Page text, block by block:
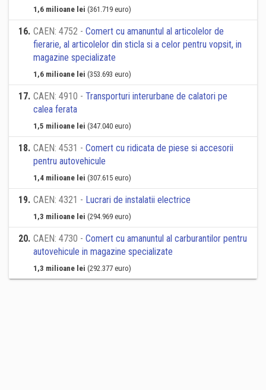
1,6 milioane lei (361.719 euro)
16. CAEN: 4752 - Comert cu amanuntul al articolelor de
fierarie, al articolelor din sticla si a celor pentru vopsit, in
magazine specializate
1,6 milioane lei (353.693 euro)
17. CAEN: 4910 - Transporturi interurbane de calatori pe
calea ferata
1,5 milioane lei (347.040 euro)
18. CAEN: 4531 - Comert cu ridicata de piese si accesorii
pentru autovehicule
1,4 milioane lei (307.615 euro)
19. CAEN: 4321 - Lucrari de instalatii electrice
1,3 milioane lei (294.969 euro)
20. CAEN: 4730 - Comert cu amanuntul al carburantilor pentru
autovehicule in magazine specializate
1,3 milioane lei (292.377 euro)